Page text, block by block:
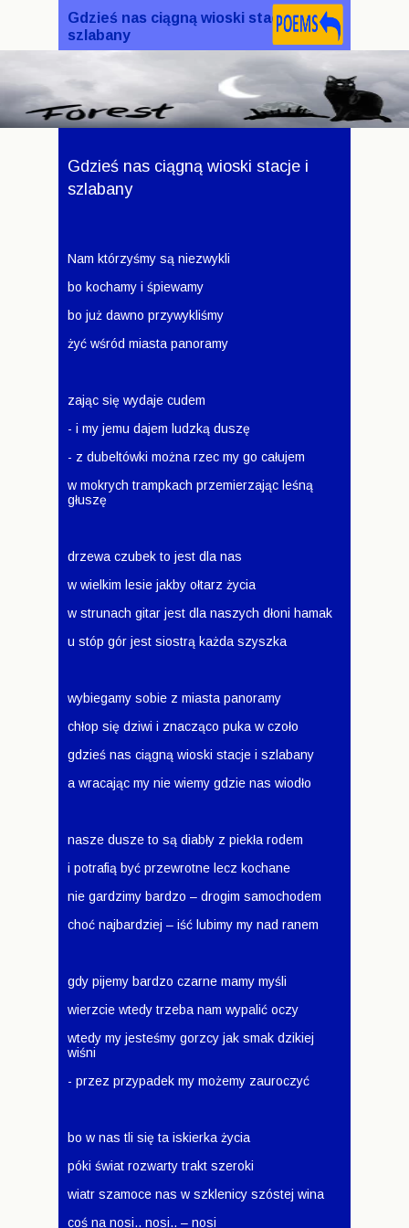
Gdzieś nas ciągną wioski stacje i
szlabany
Gdzieś nas ciągną wioski stacje i
szlabany
Nam którzyśmy są niezwykli
bo kochamy i śpiewamy
bo już dawno przywykliśmy
żyć wśród miasta panoramy
zając się wydaje cudem
- i my jemu dajem ludzką duszę
- z dubeltówki można rzec my go całujem
w mokrych trampkach przemierzając leśną
głuszę
drzewa czubek to jest dla nas
w wielkim lesie jakby ołtarz życia
w strunach gitar jest dla naszych dłoni hamak
u stóp gór jest siostrą każda szyszka
wybiegamy sobie z miasta panoramy
chłop się dziwi i znacząco puka w czoło
gdzieś nas ciągną wioski stacje i szlabany
a wracając my nie wiemy gdzie nas wiodło
nasze dusze to są diabły z piekła rodem
i potrafią być przewrotne lecz kochane
nie gardzimy bardzo – drogim samochodem
choć najbardziej – iść lubimy my nad ranem
gdy pijemy bardzo czarne mamy myśli
wierzcie wtedy trzeba nam wypalić oczy
wtedy my jesteśmy gorzcy jak smak dzikiej
wiśni
- przez przypadek my możemy zauroczyć
bo w nas tli się ta iskierka życia
póki świat rozwarty trakt szeroki
wiatr szamoce nas w szklenicy szóstej wina
coś na nosi.. nosi.. – nosi